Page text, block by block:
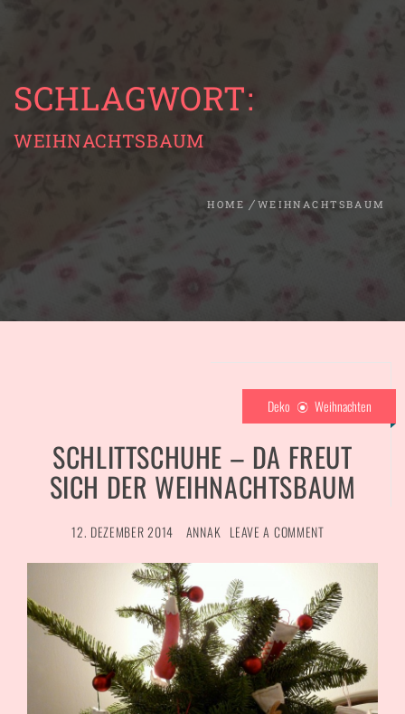
SCHLAGWORT:
WEIHNACHTSBAUM
HOME WEIHNACHTSBAUM
Deko Weihnachten
SCHLITTSCHUHE – DA FREUT
SICH DER WEIHNACHTSBAUM
12. DEZEMBER 2014 ANNAK LEAVE A COMMENT